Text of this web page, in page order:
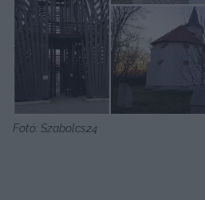
Fotó: Szabolcs24